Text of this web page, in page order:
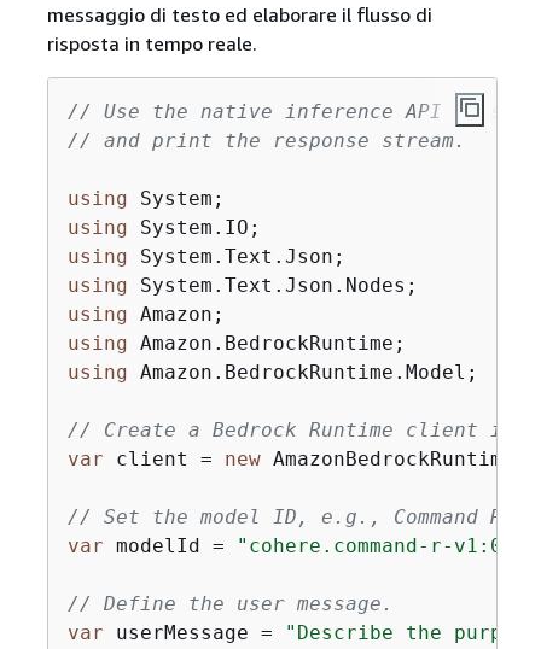
messaggio di testo ed elaborare il flusso di
risposta in tempo reale.
// Use the native inference API to send
// and print the response stream.
using
using
using
using
using
using
using Amazon.BedrockRuntime.Model;
// Create a Bedrock Runtime client in
var client = new
// Set the model ID, e.g., Command R.
var modelId = "cohere.command-r-v1:0"
// Define the user message.
var userMessage = "Describe the